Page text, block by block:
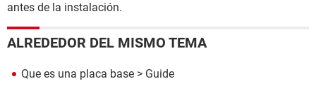
antes de la instalación.
ALREDEDOR DEL MISMO TEMA
Que es una placa base > Guide